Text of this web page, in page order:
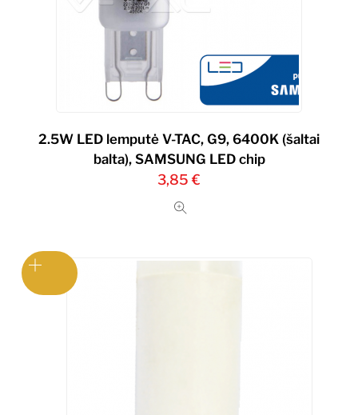
2.5W LED lemputė V-TAC, G9, 6400K (šaltai
balta), SAMSUNG LED chip
3,85 €